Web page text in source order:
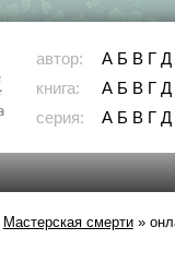
автор: А Б В Г Д
книга:
А Б В Г Д
серия:
А Б В Г Д
Мастерская смерти»